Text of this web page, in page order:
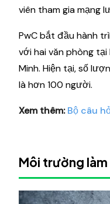
viên tham gia mạng
PwC bắt đầu hành
với hai văn phòng tại
Minh. Hiện tại, số
là hơn 100 người.
Xem thêm: Bộ câu
Môi trường